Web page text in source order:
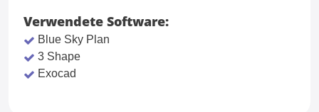
Verwendete Software:
Blue Sky Plan
3 Shape
Exocad